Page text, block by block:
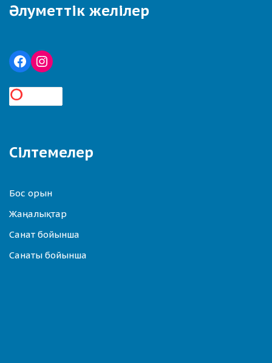
Әлуметтік желілер
Сілтемелер
Бос орын
Жаңалықтар
Санат бойынша
Санаты бойынша